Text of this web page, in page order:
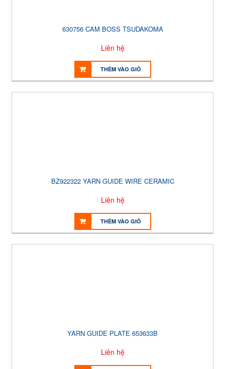
630756 CAM BOSS TSUDAKOMA
Liên hệ
THÊM VÀO GIỎ
BZ922322 YARN GUIDE WIRE CERAMIC
Liên hệ
THÊM VÀO GIỎ
YARN GUIDE PLATE 653633B
Liên hệ